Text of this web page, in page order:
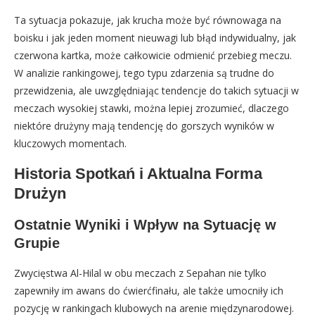
Ta sytuacja pokazuje, jak krucha może być równowaga na
boisku i jak jeden moment nieuwagi lub błąd indywidualny, jak
czerwona kartka, może całkowicie odmienić przebieg meczu.
W analizie rankingowej, tego typu zdarzenia są trudne do
przewidzenia, ale uwzględniając tendencje do takich sytuacji w
meczach wysokiej stawki, można lepiej zrozumieć, dlaczego
niektóre drużyny mają tendencję do gorszych wyników w
kluczowych momentach.
Historia Spotkań i Aktualna Forma
Drużyn
Ostatnie Wyniki i Wpływ na Sytuację w
Grupie
Zwycięstwa Al-Hilal w obu meczach z Sepahan nie tylko
zapewniły im awans do ćwierćfinału, ale także umocniły ich
pozycję w rankingach klubowych na arenie międzynarodowej.